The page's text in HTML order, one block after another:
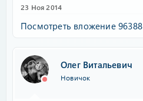
23 Ноя 2014
Посмотреть вложение 96388
Олег Витальевич
Новичок